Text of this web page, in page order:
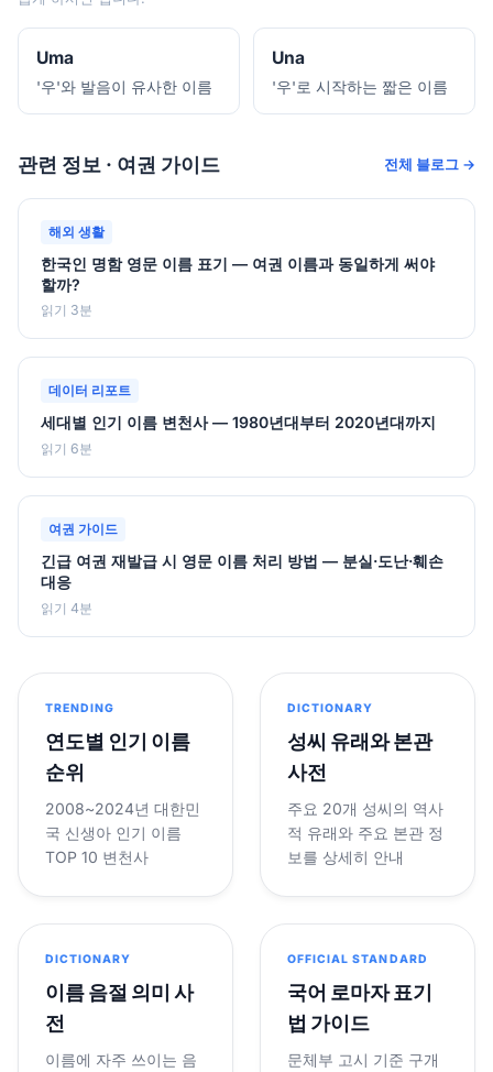
Uma
'우'와 발음이 유사한 이름
Una
'우'로 시작하는 짧은 이름
관련 정보 · 여권 가이드 전체 블로그 →
해외 생활
한국인 명함 영문 이름 표기 — 여권 이름과 동일하게 써야
할까?
읽기 3분
데이터 리포트
세대별 인기 이름 변천사 — 1980년대부터 2020년대까지
읽기 6분
여권 가이드
긴급 여권 재발급 시 영문 이름 처리 방법 — 분실·도난·훼손
대응
읽기 4분
TRENDING
연도별 인기 이름
순위
2008~2024년 대한민
국 신생아 인기 이름
TOP 10 변천사
DICTIONARY
성씨 유래와 본관
사전
주요 20개 성씨의 역사
적 유래와 주요 본관 정
보를 상세히 안내
DICTIONARY
이름 음절 의미 사
전
이름에 자주 쓰이는 음
OFFICIAL STANDARD
국어 로마자 표기
법 가이드
문체부 고시 기준 구개